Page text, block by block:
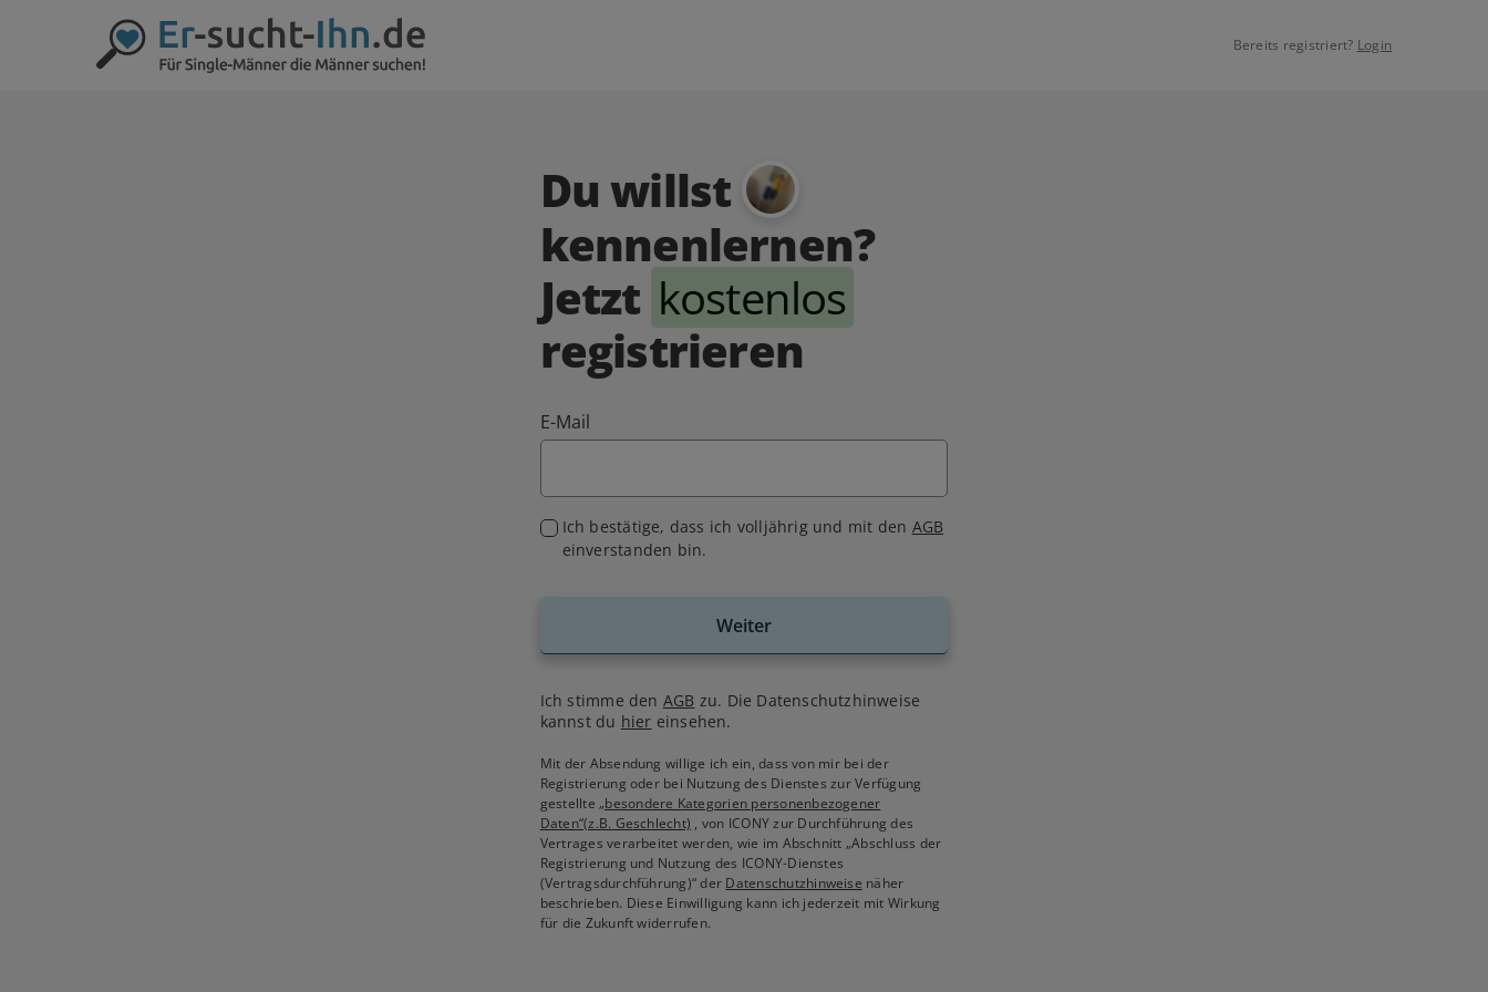
Bereits registriert? Login
Du willst
kennenlernen?
Jetzt kostenlos
registrieren
E-Mail
Ich bestätige, dass ich volljährig und mit den AGB
einverstanden bin.
Weiter
Ich stimme den AGB zu. Die Datenschutzhinweise
kannst du hier einsehen.
Mit der Absendung willige ich ein, dass von mir bei der
Registrierung oder bei Nutzung des Dienstes zur Verfügung
gestellte„besondere Kategorien personenbezogener
Daten“(z.B. Geschlecht) , von ICONY zur Durchführung des
Vertrages verarbeitet werden, wie im Abschnitt „Abschluss der
Registrierung und Nutzung des ICONY-Dienstes
(Vertragsdurchführung)“ der Datenschutzhinweise näher
beschrieben. Diese Einwilligung kann ich jederzeit mit Wirkung
für die Zukunft widerrufen.